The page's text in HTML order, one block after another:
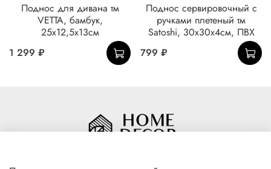
Поднос для дивана тм
VETTA, бамбук,
25x12,5x13см
1 299 ₽
Поднос сервировочный с
ручками плетеный тм
Satoshi, 30x30x4см, ПВХ
799 ₽